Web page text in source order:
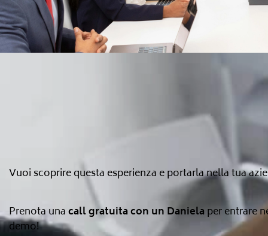
Vuoi scoprire questa esperienza e portarla nella tua
Prenota unacall gratuita con un Daniela per entrare
demo!